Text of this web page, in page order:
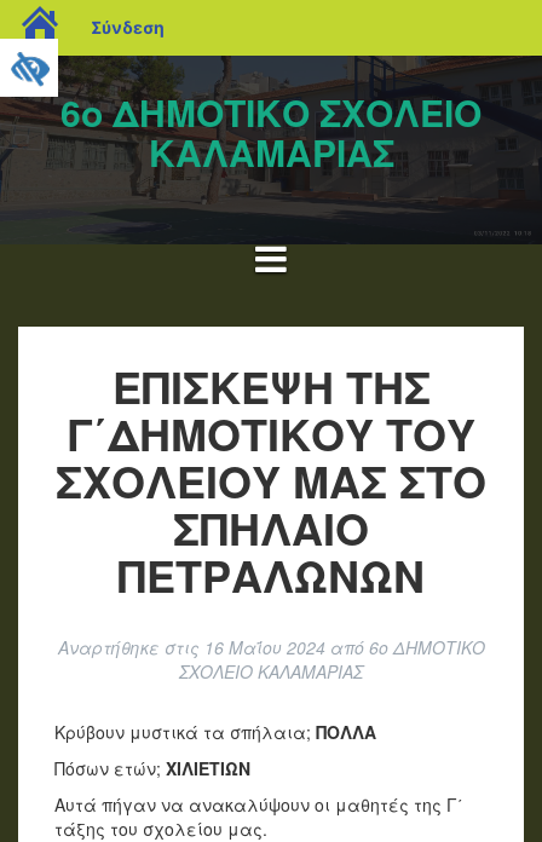
Μετάβαση
σε
περιεχόμενο6ο ΔΗΜΟΤΙΚΟ ΣΧΟΛΕΙΟ
ΚΑΛΑΜΑΡΙΑΣ
ΕΠΙΣΚΕΨΗ ΤΗΣ
Γ΄ΔΗΜΟΤΙΚΟΥ ΤΟΥ
ΣΧΟΛΕΙΟΥ ΜΑΣ ΣΤΟ
ΣΠΗΛΑΙΟ
ΠΕΤΡΑΛΩΝΩΝ
Αναρτήθηκε στις 16 Μαΐου 2024 από 6ο ΔΗΜΟΤΙΚΟ
ΣΧΟΛΕΙΟ ΚΑΛΑΜΑΡΙΑΣ
Κρύβουν μυστικά τα σπήλαια; ΠΟΛΛΑ
Πόσων ετών; ΧΙΛΙΕΤΙΩΝ
Αυτά πήγαν να ανακαλύψουν οι μαθητές της Γ΄
τάξης του σχολείου μας.
blogs.sch.gr
Σύνδεση